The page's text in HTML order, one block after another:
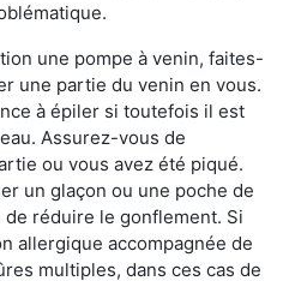
une pompe à venin, faites-
une partie du venin en vous.
à épiler si toutefois il est
Assurez-vous de
ou vous avez été piqué.
un glaçon ou une poche de
réduire le gonflement. Si
allergique accompagnée de
multiples, dans ces cas de